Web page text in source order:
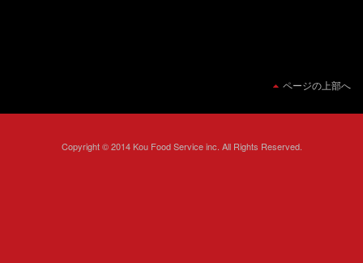
ページの上部へ
Copyright © 2014 Kou Food Service inc. All Rights Reserved.